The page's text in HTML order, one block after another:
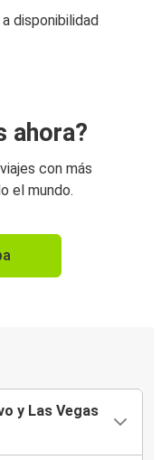
disponibilidad
ahora?
con más
el mundo.
y Las Vegas